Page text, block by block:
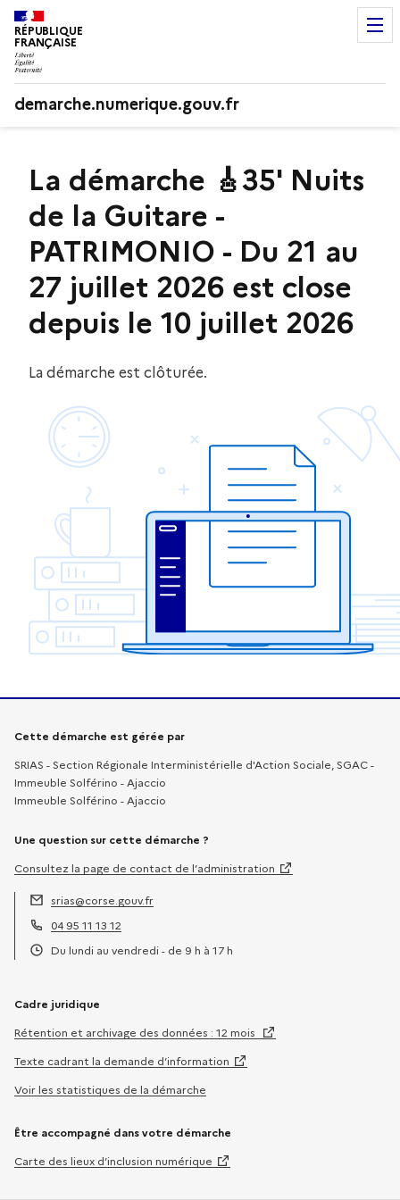
RÉPUBLIQUE
FRANÇAISE
demarche.numerique.gouv.fr
La démarche 🎸35' Nuits
de la Guitare -
PATRIMONIO - Du 21 au
27 juillet 2026 est close
depuis le 10 juillet 2026
La démarche est clôturée.
Informations sur la démarche
Cette démarche est gérée par
SRIAS - Section Régionale Interministérielle d'Action Sociale, SGAC -
Immeuble Solférino - Ajaccio
Immeuble Solférino - Ajaccio
Une question sur cette démarche ?
Consultez la page de contact de l’administration
Adresse électronique :
srias@corse.gouv.fr
Téléphone :
04 95 11 13 12
Du lundi au vendredi - de 9 h à 17 h
Cadre juridique
Rétention et archivage des données : 12 mois
Texte cadrant la demande d’information
Voir les statistiques de la démarche
Être accompagné dans votre démarche
Carte des lieux d’inclusion numérique